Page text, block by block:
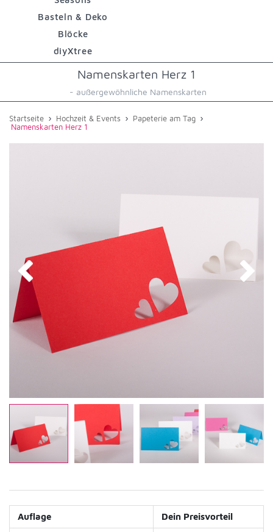
Basteln & Deko
Blöcke
diyXtree
Namenskarten Herz 1
- außergewöhnliche Namenskarten
Startseite › Hochzeit & Events › Papeterie am Tag ›
Namenskarten Herz 1
Auflage Dein Preisvorteil